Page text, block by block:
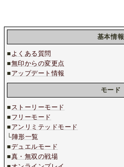
基本情報
■ よくある質問
■無印からの変更点
■ アップデート情報
モード
■ ストーリーモード
■ フリーモード
■ アンリミテッドモード
└陣形一覧
■デュエルモード
■真・無双の戦場